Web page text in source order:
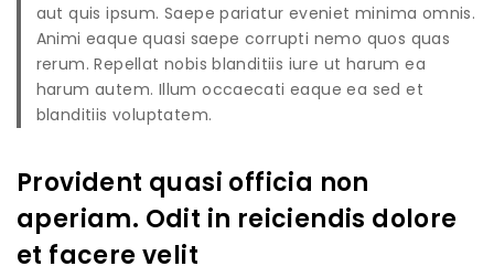
aut quis ipsum. Saepe pariatur eveniet minima omnis.
Animi eaque quasi saepe corrupti nemo quos quas
rerum. Repellat nobis blanditiis iure ut harum ea
harum autem. Illum occaecati eaque ea sed et
blanditiis voluptatem.
Provident quasi officia non
aperiam. Odit in reiciendis dolore
et facere velit